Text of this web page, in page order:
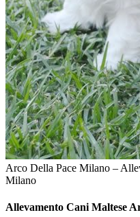
Arco Della Pace Milano –
Milano
Allevamento Cani Maltese